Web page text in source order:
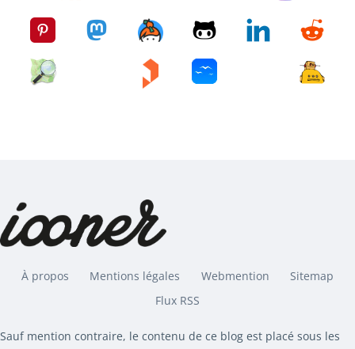
À propos Mentions légales Webmention
Sitemap
Flux RSS
Sauf mention contraire, le contenu de ce blog est placé sous les